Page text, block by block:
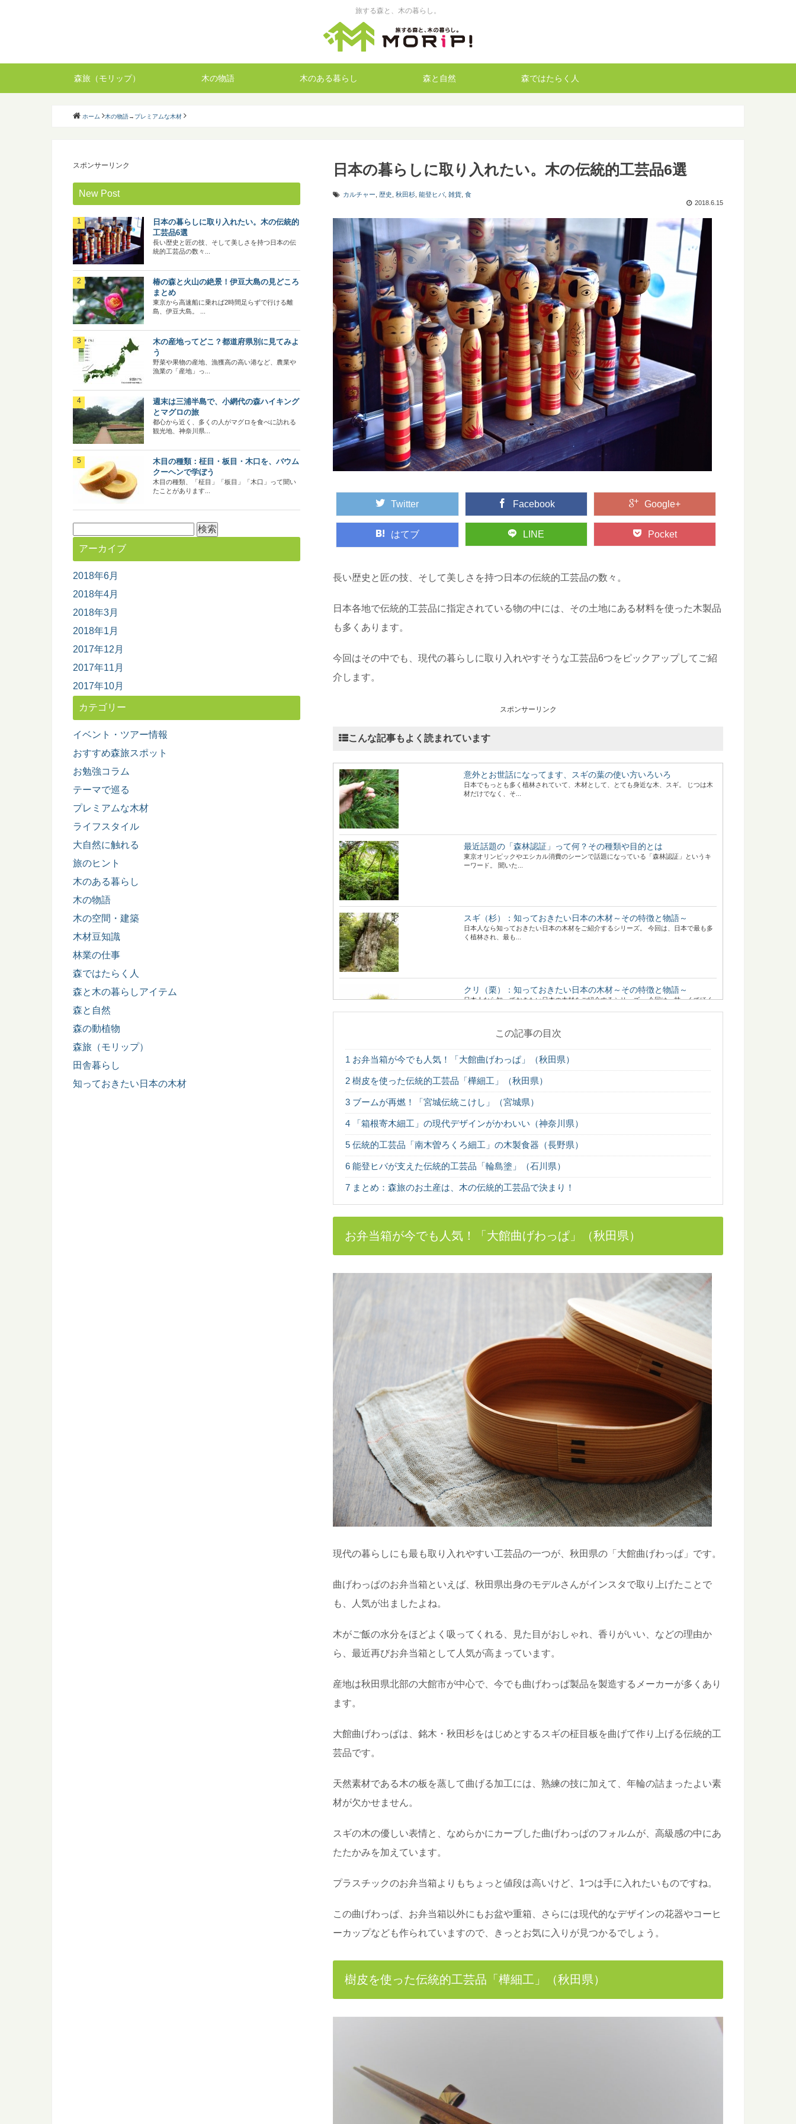
旅する森と、木の暮らし。
森旅（モリップ） 木の物語 木のある暮らし 森と自然 森ではたらく人
ホーム 木の物語→ プレミアムな木材
日本の暮らしに取り入れたい。木の伝統的工芸品6選
カルチャー 歴史 ,秋田杉 ,能登ヒバ ,雑貨 ,食
2018.6.15
Twitter Facebook Google+
はてブ LINE Pocket
長い歴史と匠の技、そして美しさを持つ日本の伝統的工芸品の数々。
日本各地で伝統的工芸品に指定されている物の中には、その土地にある材料を使った木製品
も多くあります。
今回はその中でも、現代の暮らしに取り入れやすそうな工芸品6つをピックアップしてご紹
介します。
スポンサーリンク
こんな記事もよく読まれています
意外とお世話になってます、スギの葉の使い方いろいろ
日本でもっとも多く植林されていて、木材として、とても身近な木、スギ。 じつは木
材だけでなく、そ...
最近話題の「森林認証」って何？その種類や目的とは
東京オリンピックやエシカル消費のシーンで話題になっている「森林認証」というキ
ーワード。 聞いた...
スギ（杉）：知っておきたい日本の木材～その特徴と物語～
日本人なら知っておきたい日本の木材をご紹介するシリーズ。 今回は、日本で最も多
く植林され、最も...
クリ（栗）：知っておきたい日本の木材～その特徴と物語～
日本人なら知っておきたい日本の木材をご紹介するシリーズ。 今回は、甘～くてほく
あなたの地域の木はなに？47都道府県の木
各都道府県のシンボルの一つとして、「都道府県の木」が定められているのを知って
いますか？ また、あな...
ヒノキ（桧）：知っておきたい日本の木材～その特徴と物語～
日本人なら知っておきたい日本の木材をご紹介するシリーズ。 今回は、日本建築には
木材の「赤身」と「白太」って何？その違いとは
渡ってみたい！日本にあるユニークな木造の橋6選
いろいろなテーマで巡るのが楽しみな森と木の旅、モリップ。 今回は、一度は見てみ
木材に表裏があるって知ってた？～木表と木裏のはなし～
突然ですが、木材にはオモテとウラがあるって知ってますか？ 普段生活していても気
が付かない、建築...
銘木「吉野杉」の木材としての特徴とは？
日本三大人工美林の中でも最も古く500年の歴史を持つとされる「吉野杉」。 建築の
プロもエンドユ...
石見銀山と地松を巡る旅in島根県大田市
2007年に「石見銀山遺跡とその文化的景観」としてユネスコ世界文化遺産に登録され
た、島根県大田市にあ...
杉」と呼ばれ、品...
日本三大美林「秋田杉」をめぐる秋田観光へGO！
天然の杉ですが、...
ミズナラとコナラ：知っておきたい日本の木材～特徴と物語～
日本人なら知っておきたい日本の木材をご紹介するシリーズ。 今回は、広葉樹の中で
この記事の目次
1 お弁当箱が今でも人気！「大館曲げわっぱ」（秋田県）
2 樹皮を使った伝統的工芸品「樺細工」（秋田県）
3 ブームが再燃！「宮城伝統こけし」（宮城県）
4 「箱根寄木細工」の現代デザインがかわいい（神奈川県）
5 伝統的工芸品「南木曽ろくろ細工」の木製食器（長野県）
6 能登ヒバが支えた伝統的工芸品「輪島塗」（石川県）
7 まとめ：森旅のお土産は、木の伝統的工芸品で決まり！
お弁当箱が今でも人気！「大館曲げわっぱ」（秋田県）
現代の暮らしにも最も取り入れやすい工芸品の一つが、秋田県の「大館曲げわっぱ」です。
曲げわっぱのお弁当箱といえば、秋田県出身のモデルさんがインスタで取り上げたことで
も、人気が出ましたよね。
木がご飯の水分をほどよく吸ってくれる、見た目がおしゃれ、香りがいい、などの理由か
ら、最近再びお弁当箱として人気が高まっています。
産地は秋田県北部の大館市が中心で、今でも曲げわっぱ製品を製造するメーカーが多くあり
ます。
大館曲げわっぱは、銘木・秋田杉をはじめとするスギの柾目板を曲げて作り上げる伝統的工
芸品です。
天然素材である木の板を蒸して曲げる加工には、熟練の技に加えて、年輪の詰まったよい素
材が欠かせません。
スギの木の優しい表情と、なめらかにカーブした曲げわっぱのフォルムが、高級感の中にあ
たたかみを加えています。
プラスチックのお弁当箱よりもちょっと値段は高いけど、1つは手に入れたいものですね。
この曲げわっぱ、お弁当箱以外にもお盆や重箱、さらには現代的なデザインの花器やコーヒ
ーカップなども作られていますので、きっとお気に入りが見つかるでしょう。
樹皮を使った伝統的工芸品「樺細工」（秋田県）
スポンサーリンク
New Post
日本の暮らしに取り入れたい。木の伝統的
工芸品6選
長い歴史と匠の技、そして美しさを持つ日本の伝
統的工芸品の数々...
椿の森と火山の絶景！伊豆大島の見どころ
まとめ
東京から高速船に乗れば2時間足らずで行ける離
島、伊豆大島。 ...
木の産地ってどこ？都道府県別に見てみよ
う
野菜や果物の産地、漁獲高の高い港など、農業や
漁業の「産地」っ...
週末は三浦半島で、小網代の森ハイキング
とマグロの旅
都心から近く、多くの人がマグロを食べに訪れる
観光地、神奈川県...
木目の種類：柾目・板目・木口を、バウム
クーヘンで学ぼう
木目の種類、「柾目」「板目」「木口」って聞い
たことがあります...
索:
アーカイブ
2018年6月
2018年4月
2018年3月
2018年1月
2017年12月
2017年11月
2017年10月
カテゴリー
イベント・ツアー情報
おすすめ森旅スポット
お勉強コラム
テーマで巡る
プレミアムな木材
ライフスタイル
大自然に触れる
旅のヒント
木のある暮らし
木の物語
木の空間・建築
木材豆知識
林業の仕事
森ではたらく人
森と木の暮らしアイテム
森と自然
森の動植物
森旅（モリップ）
田舎暮らし
知っておきたい日本の木材